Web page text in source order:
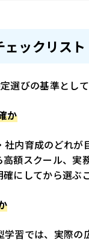
ックリスト
選びの基準とし
か
内育成のどれ
額スクール、
にしてから選ぶ
習では、実際